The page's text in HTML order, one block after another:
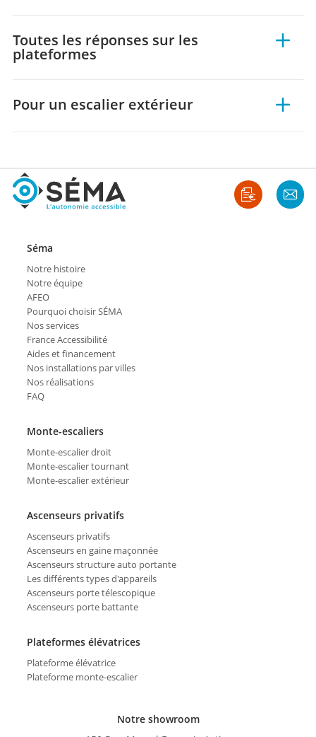
Toutes les réponses sur les
plateformes
Pour un escalier extérieur
Notre showroom
Séma
Notre histoire
Notre équipe
AFEO
Pourquoi choisir SÉMA
Nos services
France Accessibilité
Aides et financement
Nos installations par villes
Nos réalisations
FAQ
Monte-escaliers
Monte-escalier droit
Monte-escalier tournant
Monte-escalier extérieur
Ascenseurs privatifs
Ascenseurs privatifs
Ascenseurs en gaine maçonnée
Ascenseurs structure auto portante
Les différents types d'appareils
Ascenseurs porte télescopique
Ascenseurs porte battante
Plateformes élévatrices
Plateforme élévatrice
Plateforme monte-escalier